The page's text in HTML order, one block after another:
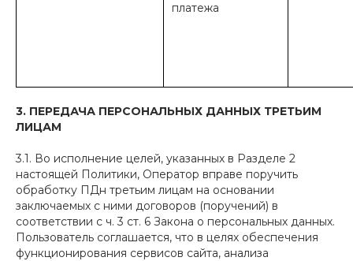
платежа
3. ПЕРЕДАЧА ПЕРСОНАЛЬНЫХ ДАННЫХ ТРЕТЬИМ
ЛИЦАМ
3.1. Во исполнение целей, указанных в Разделе 2
настоящей Политики, Оператор вправе поручить
обработку ПДн третьим лицам на основании
заключаемых с ними договоров (поручений) в
соответствии с ч. 3 ст. 6 Закона о персональных данных.
Пользователь соглашается, что в целях обеспечения
функционирования сервисов сайта, анализа